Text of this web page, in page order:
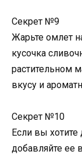
Секрет №9
Жарьте омлет
кусочка
растительном
вкусу и
Секрет №10
Если вы хотите
добавляйте ее